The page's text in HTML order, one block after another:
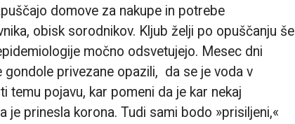
domove za nakupe in potrebe
obisk sorodnikov. Kljub želji po opuščanju še
močno odsvetujejo. Mesec dni
privezane opazili, da se je voda v
temu pojavu, kar pomeni da je kar nekaj
je prinesla korona. Tudi sami bodo »prisiljeni,«